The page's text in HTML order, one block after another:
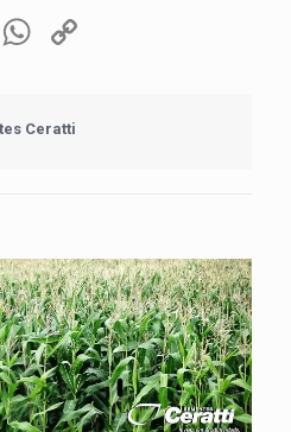
LinkedIn
WhatsApp
Ceratti